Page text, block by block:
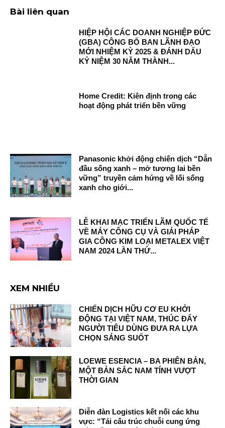
Bài liên quan
HIỆP HỘI CÁC DOANH NGHIỆP ĐỨC
(GBA) CÔNG BỐ BAN LÃNH ĐẠO
MỚI NHIỆM KỲ 2025 & ĐÁNH DẤU
KỶ NIỆM 30 NĂM THÀNH...
Home Credit: Kiên định trong các
hoạt động phát triển bền vững
Panasonic khởi động chiến dịch “Dẫn
đầu sống xanh – mở tương lai bền
vững” truyền cảm hứng về lối sống
xanh cho giới...
LỄ KHAI MẠC TRIỂN LÃM QUỐC TẾ
VỀ MÁY CÔNG CỤ VÀ GIẢI PHÁP
GIA CÔNG KIM LOẠI METALEX VIỆT
NAM 2024 LẦN THỨ...
XEM NHIỀU
CHIẾN DỊCH HỮU CƠ EU KHỞI
ĐỘNG TẠI VIỆT NAM, THÚC ĐẨY
NGƯỜI TIÊU DÙNG ĐƯA RA LỰA
CHỌN SÁNG SUỐT
LOEWE ESENCIA – BA PHIÊN BẢN,
MỘT BẢN SẮC NAM TÍNH VƯỢT
THỜI GIAN
Diễn đàn Logistics kết nối các khu
vực: “Tái cấu trúc chuỗi cung ứng